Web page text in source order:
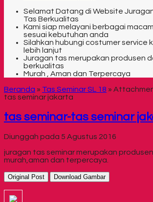
Selamat Datang di Website
Tas Berkualitas
Kami siap melayani berbagai
sesuai kebutuhan anda
Silahkan hubungi costumer service
lebih lanjut
Juragan tas merupakan produsen
berkualitas
Murah , Aman dan Terpercaya
Beranda » Tas Seminar SL 18 »
tas seminar jakarta
tas seminar-tas seminar
Diunggah pada 5 Agustus 2016
juragan tas seminar merupakan
murah,aman dan terpercaya.
Original Post Download Gambar